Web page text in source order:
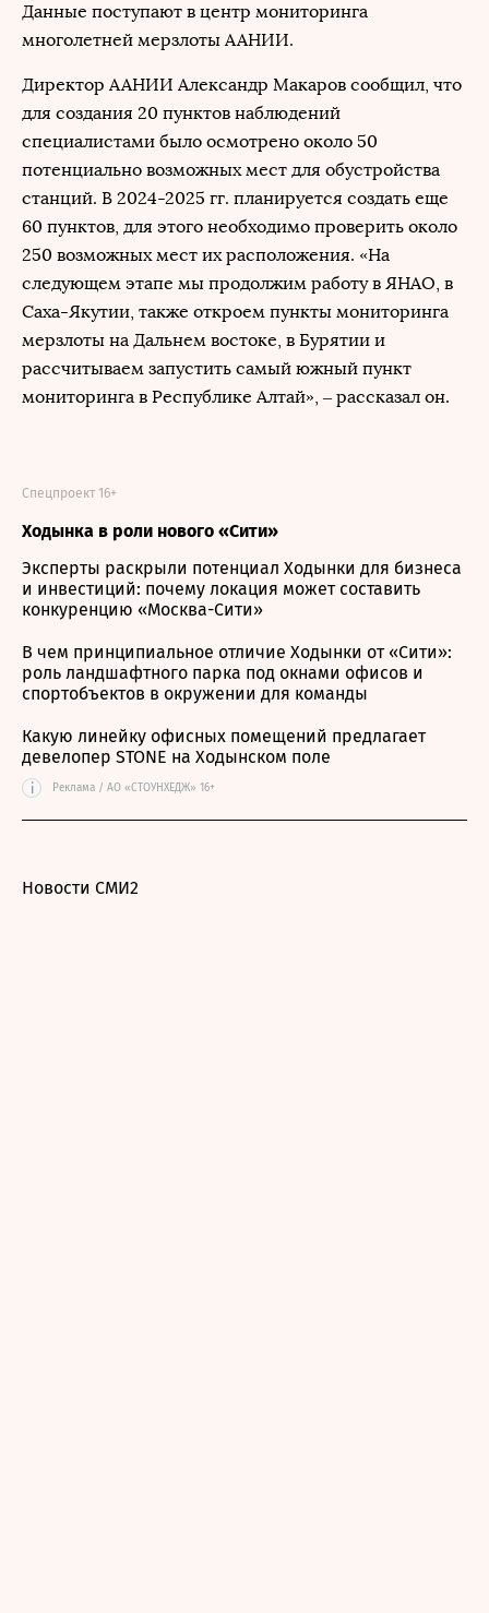
Данные поступают в центр мониторинга
многолетней мерзлоты ААНИИ.
Директор ААНИИ Александр Макаров сообщил, что
для создания 20 пунктов наблюдений
специалистами было осмотрено около 50
потенциально возможных мест для обустройства
станций. В 2024-2025 гг. планируется создать еще
60 пунктов, для этого необходимо проверить около
250 возможных мест их расположения. «На
следующем этапе мы продолжим работу в ЯНАО, в
Саха-Якутии, также откроем пункты мониторинга
мерзлоты на Дальнем востоке, в Бурятии и
рассчитываем запустить самый южный пункт
мониторинга в Республике Алтай», – рассказал он.
Ходынка в роли нового «Сити»
Спецпроект 16+
Эксперты раскрыли потенциал Ходынки для бизнеса
и инвестиций: почему локация может составить
конкуренцию «Москва-Сити»
В чем принципиальное отличие Ходынки от «Сити»:
роль ландшафтного парка под окнами офисов и
спортобъектов в окружении для команды
Какую линейку офисных помещений предлагает
девелопер STONE на Ходынском поле
i Реклама / АО «СТОУНХЕДЖ» 16+
Новости СМИ2